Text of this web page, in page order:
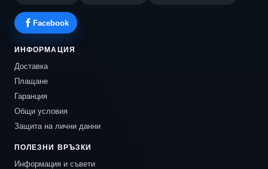
Facebook
ИНФОРМАЦИЯ
Доставка
Плащане
Гаранция
Общи условия
Защита на лични данни
ПОЛЕЗНИ ВРЪЗКИ
Информация и съвети